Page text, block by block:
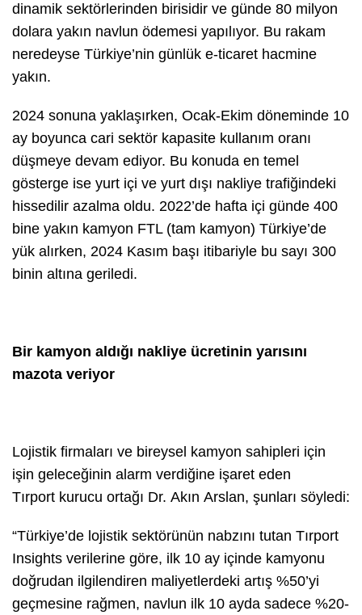
dinamik sektörlerinden birisidir ve günde 80 milyon
dolara yakın navlun ödemesi yapılıyor. Bu rakam
neredeyse Türkiye’nin günlük e-ticaret hacmine
yakın.
2024 sonuna yaklaşırken, Ocak-Ekim döneminde 10
ay boyunca cari sektör kapasite kullanım oranı
düşmeye devam ediyor. Bu konuda en temel
gösterge ise yurt içi ve yurt dışı nakliye trafiğindeki
hissedilir azalma oldu. 2022’de hafta içi günde 400
bine yakın kamyon FTL (tam kamyon) Türkiye’de
yük alırken, 2024 Kasım başı itibariyle bu sayı 300
binin altına geriledi.
Bir kamyon aldığı nakliye ücretinin yarısını
mazota veriyor
Lojistik firmaları ve bireysel kamyon sahipleri için
işin geleceğinin alarm verdiğine işaret eden
Tırport kurucu ortağı Dr. Akın Arslan, şunları söyledi:
“Türkiye’de lojistik sektörünün nabzını tutan Tırport
Insights verilerine göre, ilk 10 ay içinde kamyonu
doğrudan ilgilendiren maliyetlerdeki artış %50’yi
geçmesine rağmen, navlun ilk 10 ayda sadece %20-